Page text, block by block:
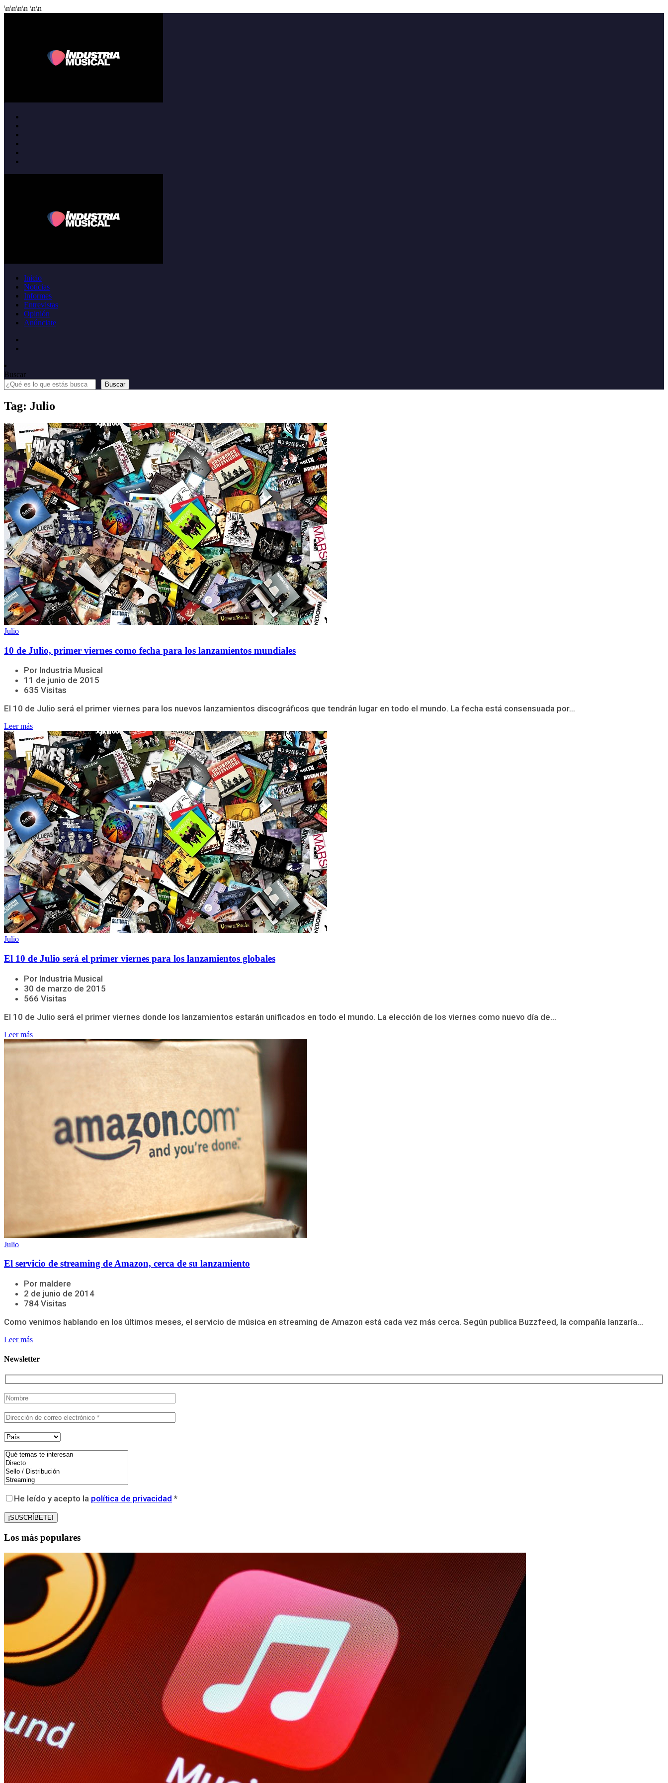
\n\n\n\n \n\n
Inicio
Noticias
Informes
Entrevistas
Opinión
Anúnciate
Buscar
Buscar
Tag: Julio
Julio
10 de Julio, primer viernes como fecha para los lanzamientos mundiales
Por Industria Musical
11 de junio de 2015
635 Visitas
El 10 de Julio será el primer viernes para los nuevos lanzamientos discográficos que tendrán lugar en todo el mundo. La fecha está consensuada por...
Leer más
Julio
El 10 de Julio será el primer viernes para los lanzamientos globales
Por Industria Musical
30 de marzo de 2015
566 Visitas
El 10 de Julio será el primer viernes donde los lanzamientos estarán unificados en todo el mundo. La elección de los viernes como nuevo día de...
Leer más
Julio
El servicio de streaming de Amazon, cerca de su lanzamiento
Por maldere
2 de junio de 2014
784 Visitas
Como venimos hablando en los últimos meses, el servicio de música en streaming de Amazon está cada vez más cerca. Según publica Buzzfeed, la compañía lanzaría...
Leer más
Newsletter
He leído y acepto la política de privacidad *
Los más populares